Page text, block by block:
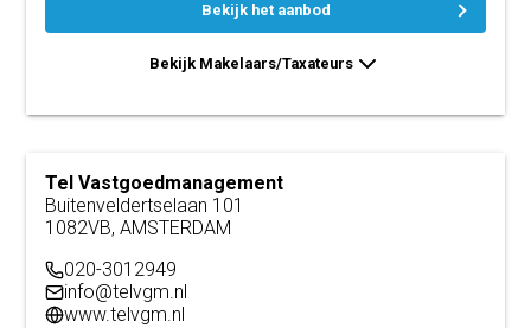
Bekijk het aanbod
Bekijk Makelaars/Taxateurs
Tel Vastgoedmanagement
Buitenveldertselaan 101
1082VB, AMSTERDAM
020-3012949
info@telvgm.nl
www.telvgm.nl